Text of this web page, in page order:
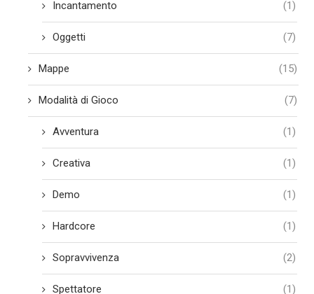
Incantamento (1)
Oggetti (7)
Mappe (15)
Modalità di Gioco (7)
Avventura (1)
Creativa (1)
Demo (1)
Hardcore (1)
Sopravvivenza (2)
Spettatore (1)